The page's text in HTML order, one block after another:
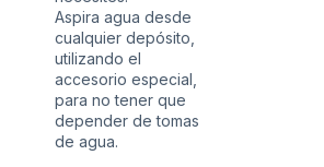
Aspira agua desde
cualquier depósito,
utilizando el
accesorio especial,
para no tener que
depender de tomas
de agua.